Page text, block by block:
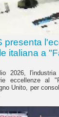
presenta
italiana a
2026, l'industria
eccellenze al
Unito, per